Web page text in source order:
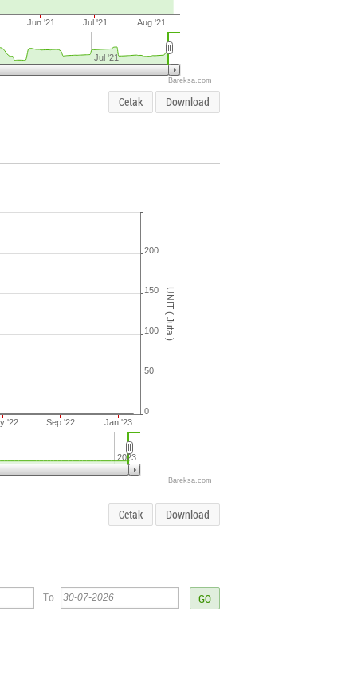
Jun '21 Jul '21 Aug '21
Jul '21
Bareksa.com
Cetak Download
UNIT ( Juta )
'22 Sep '22 Jan '23
0
50
100
150
200
2023
Bareksa.com
Cetak Download
To